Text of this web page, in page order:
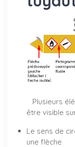
Plusieurs
être visible
Le sens de
une flèche